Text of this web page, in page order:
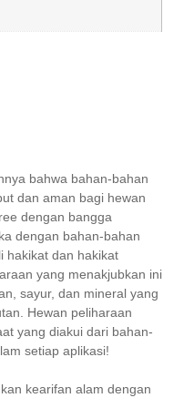
bahwa bahan-bahan
dan aman bagi hewan
dengan bangga
dengan bahan-bahan
hakikat dan hakikat
yang menakjubkan ini
sayur, dan mineral yang
Hewan peliharaan
yang diakui dari bahan-
setiap aplikasi!
kearifan alam dengan